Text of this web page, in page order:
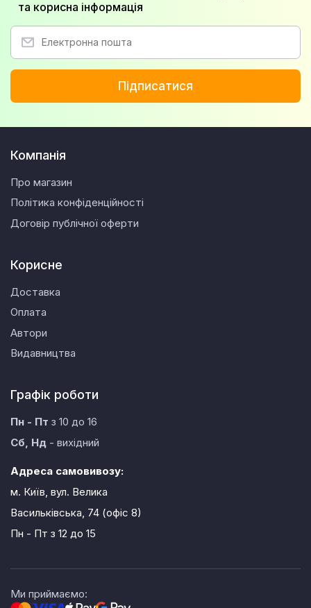
та корисна інформація
Підписатися
Компанія
Про магазин
Політика конфіденційності
Договір публічної оферти
Корисне
Доставка
Оплата
Автори
Видавництва
Графік роботи
Пн - Пт з 10 до 16
Сб, Нд - вихідний
Адреса самовивозу:
м. Київ, вул. Велика
Васильківська, 74 (офіс 8)
Пн - Пт з 12 до 15
Ми приймаємо: